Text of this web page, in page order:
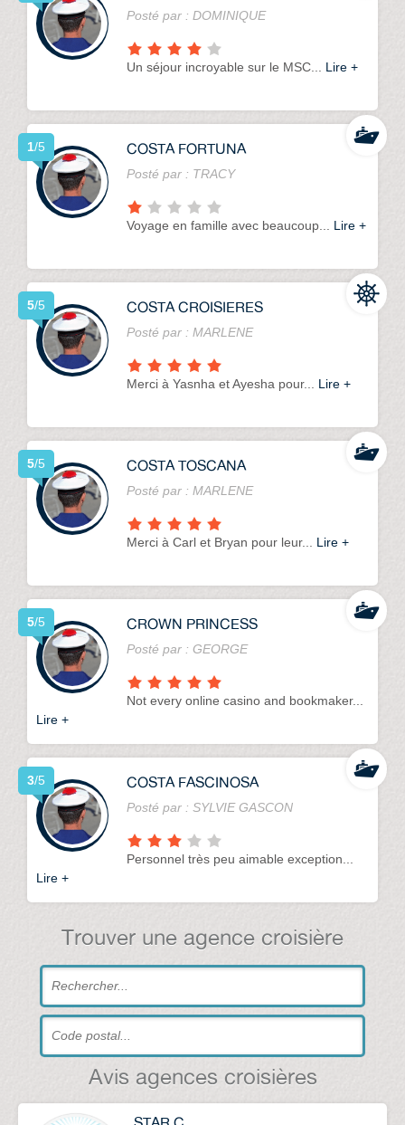
Posté par : DOMINIQUE
Un séjour incroyable sur le MSC... Lire +
1/5 COSTA FORTUNA
Posté par : TRACY
Voyage en famille avec beaucoup... Lire +
5/5 COSTA CROISIERES
Posté par : MARLENE
Merci à Yasnha et Ayesha pour... Lire +
5/5 COSTA TOSCANA
Posté par : MARLENE
Merci à Carl et Bryan pour leur... Lire +
5/5 CROWN PRINCESS
Posté par : GEORGE
Not every online casino and bookmaker...
Lire +
3/5 COSTA FASCINOSA
Posté par : SYLVIE GASCON
Personnel très peu aimable exception...
Lire +
Trouver une agence croisière
Avis agences croisières